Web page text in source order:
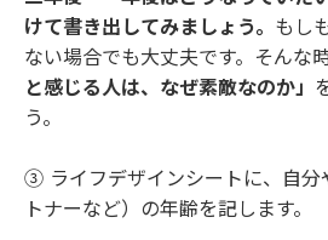
けて書き出してみましょう。 もし
ない場合でも大丈夫です。そんな
と感じる人は、なぜ素敵なのか」
う。
③ ライフデザインシートに、自分
トナーなど）の年齢を記します。